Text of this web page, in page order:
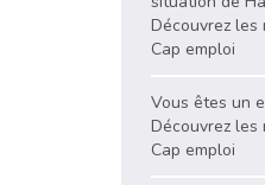
Découvrez les
Cap emploi
Vous êtes un
Découvrez les
Cap emploi